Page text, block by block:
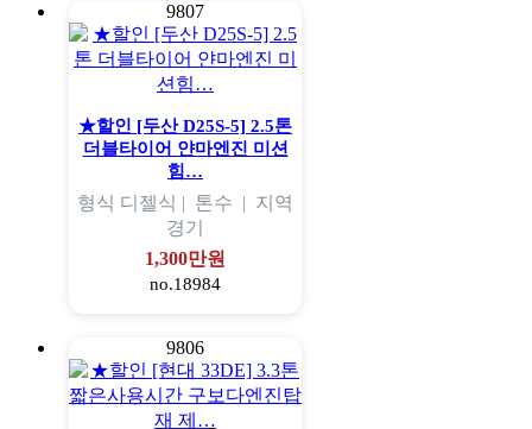
9807
★할인 [두산 D25S-5] 2.5톤
더블타이어 얀마엔진 미션
힘…
형식 디젤식 | 톤수 | 지역
경기
1,300만원
no.18984
9806